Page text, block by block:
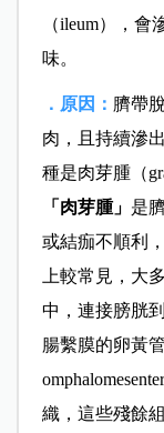
（ileum），
味。
．原因： 臍帶
肉，且持續滲
種是肉芽腫（
「肉芽腫」 是
或結痂不順利
上較常見，大
中，連接膀胱
腸繫膜的卵黃
織，這些殘餘